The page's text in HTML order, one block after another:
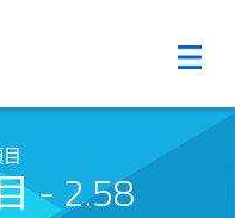
- 2.58